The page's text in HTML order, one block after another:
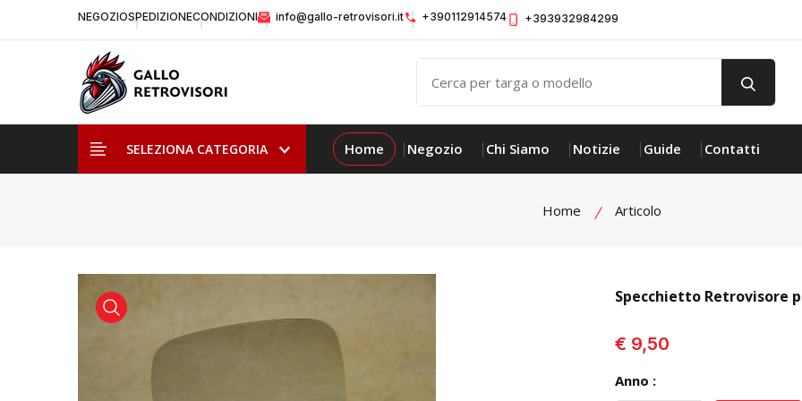
NEGOZIOSPEDIZIONECONDIZIONI info@gallo-retrovisori.it +390112914574 +393932984299
SELEZIONA CATEGORIA Home Negozio Chi Siamo Notizie Guide Contatti
Home Articolo
visualizza prodotto
Specchietto Retrovisore
€ 9,50
Anno :